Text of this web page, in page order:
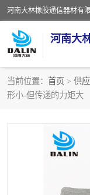
河南大
当前位置： 首页 > 供
形小-但传递的力矩大
推盘离合器
VC离合器
PO隔膜离合器
泥浆泵空气包胶